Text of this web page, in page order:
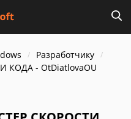
Разработчику
КОДА - OtDiatlovaOU